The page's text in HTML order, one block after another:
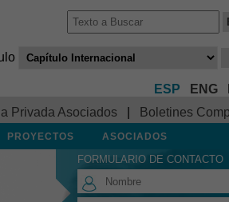
ESP ENG
Privada Asociados
Boletines
PROYECTOS ASOCIADOS
FORMULARIO DE CONTACTO